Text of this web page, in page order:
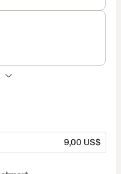
9,00 US$